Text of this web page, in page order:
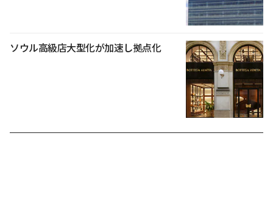
ソウル高級店大型化が加速し拠点化